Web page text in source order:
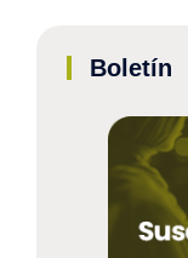
Boletín